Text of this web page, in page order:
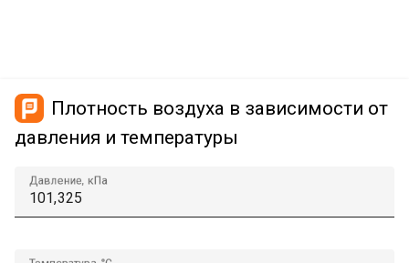
Плотность воздуха в зависимости от
давления и температуры
Давление, кПа